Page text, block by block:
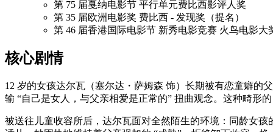
第 75 届戛纳电影节 平行单元费比西影评人奖
第 35 届欧洲电影奖 费比西 - 发现奖（提名）
第 46 届香港国际电影节 新秀电影竞赛 火鸟电影大
核心剧情
12 岁的女孩达尔瓦（塞尔达・萨姆森 饰）长期被有恋童癖
输 “自己是女人，与父亲相爱是正常的” 扭曲观念。这种畸形
被送往儿童收容所后，达尔瓦面对全然陌生的环境：同龄女